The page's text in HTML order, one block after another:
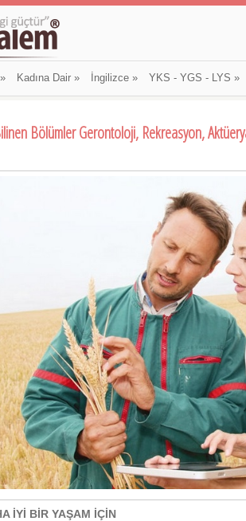
Kadına Dair» İngilizce» YKS - YGS - LYS »
Bölümler Gerontoloji, Rekreasyon,
İYİ BİR YAŞAM İÇİN